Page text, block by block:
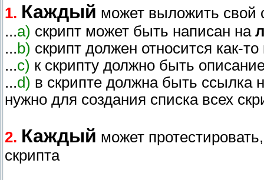
1. Каждый может выложить свой
...a) скрипт может быть написан на
... b) скрипт должен относится как-
...c) к скрипту должно быть
...d) в скрипте должна быть ссылка
нужно для создания списка всех
2. Каждый может
скрипта